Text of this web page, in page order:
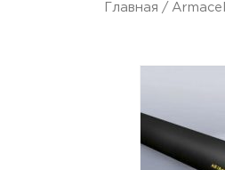
Главная / Armacell